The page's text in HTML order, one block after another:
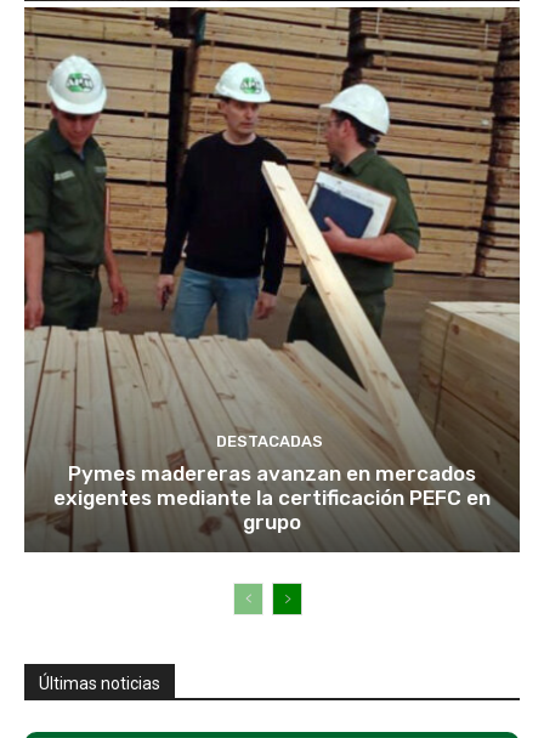
DESTACADAS
Pymes madereras avanzan en mercados
exigentes mediante la certificación PEFC en
grupo
Últimas noticias